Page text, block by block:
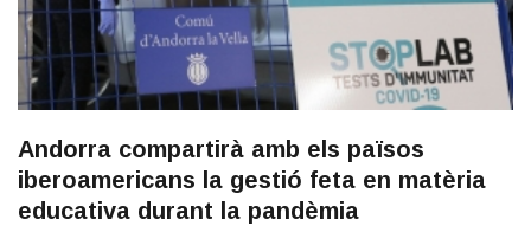
Andorra compartirà amb els països
iberoamericans la gestió feta en matèria
educativa durant la pandèmia